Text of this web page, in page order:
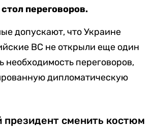
переговоров.
допускают, что Украине
ВС не открыли еще один
необходимость переговоров,
дипломатическую
президент сменить костюм